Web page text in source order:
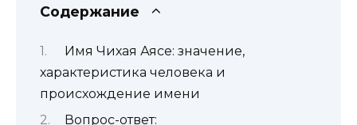
Содержание
Имя Чихая Аясе: значение,
характеристика человека и
происхождение имени
Вопрос-ответ: